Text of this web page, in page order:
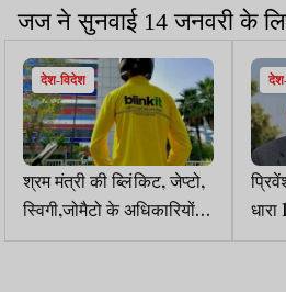
जज ने सुनवाई 14 जनवरी के
देश-विदेश
श्रम मंत्री की ब्लिंकिट, जेप्टो,
स्विगी,जोमैटो के अधिकारियों के
साथ बैठक, 10 मिनट में
धारा 17A पर विवाद, SC के दो
जजों